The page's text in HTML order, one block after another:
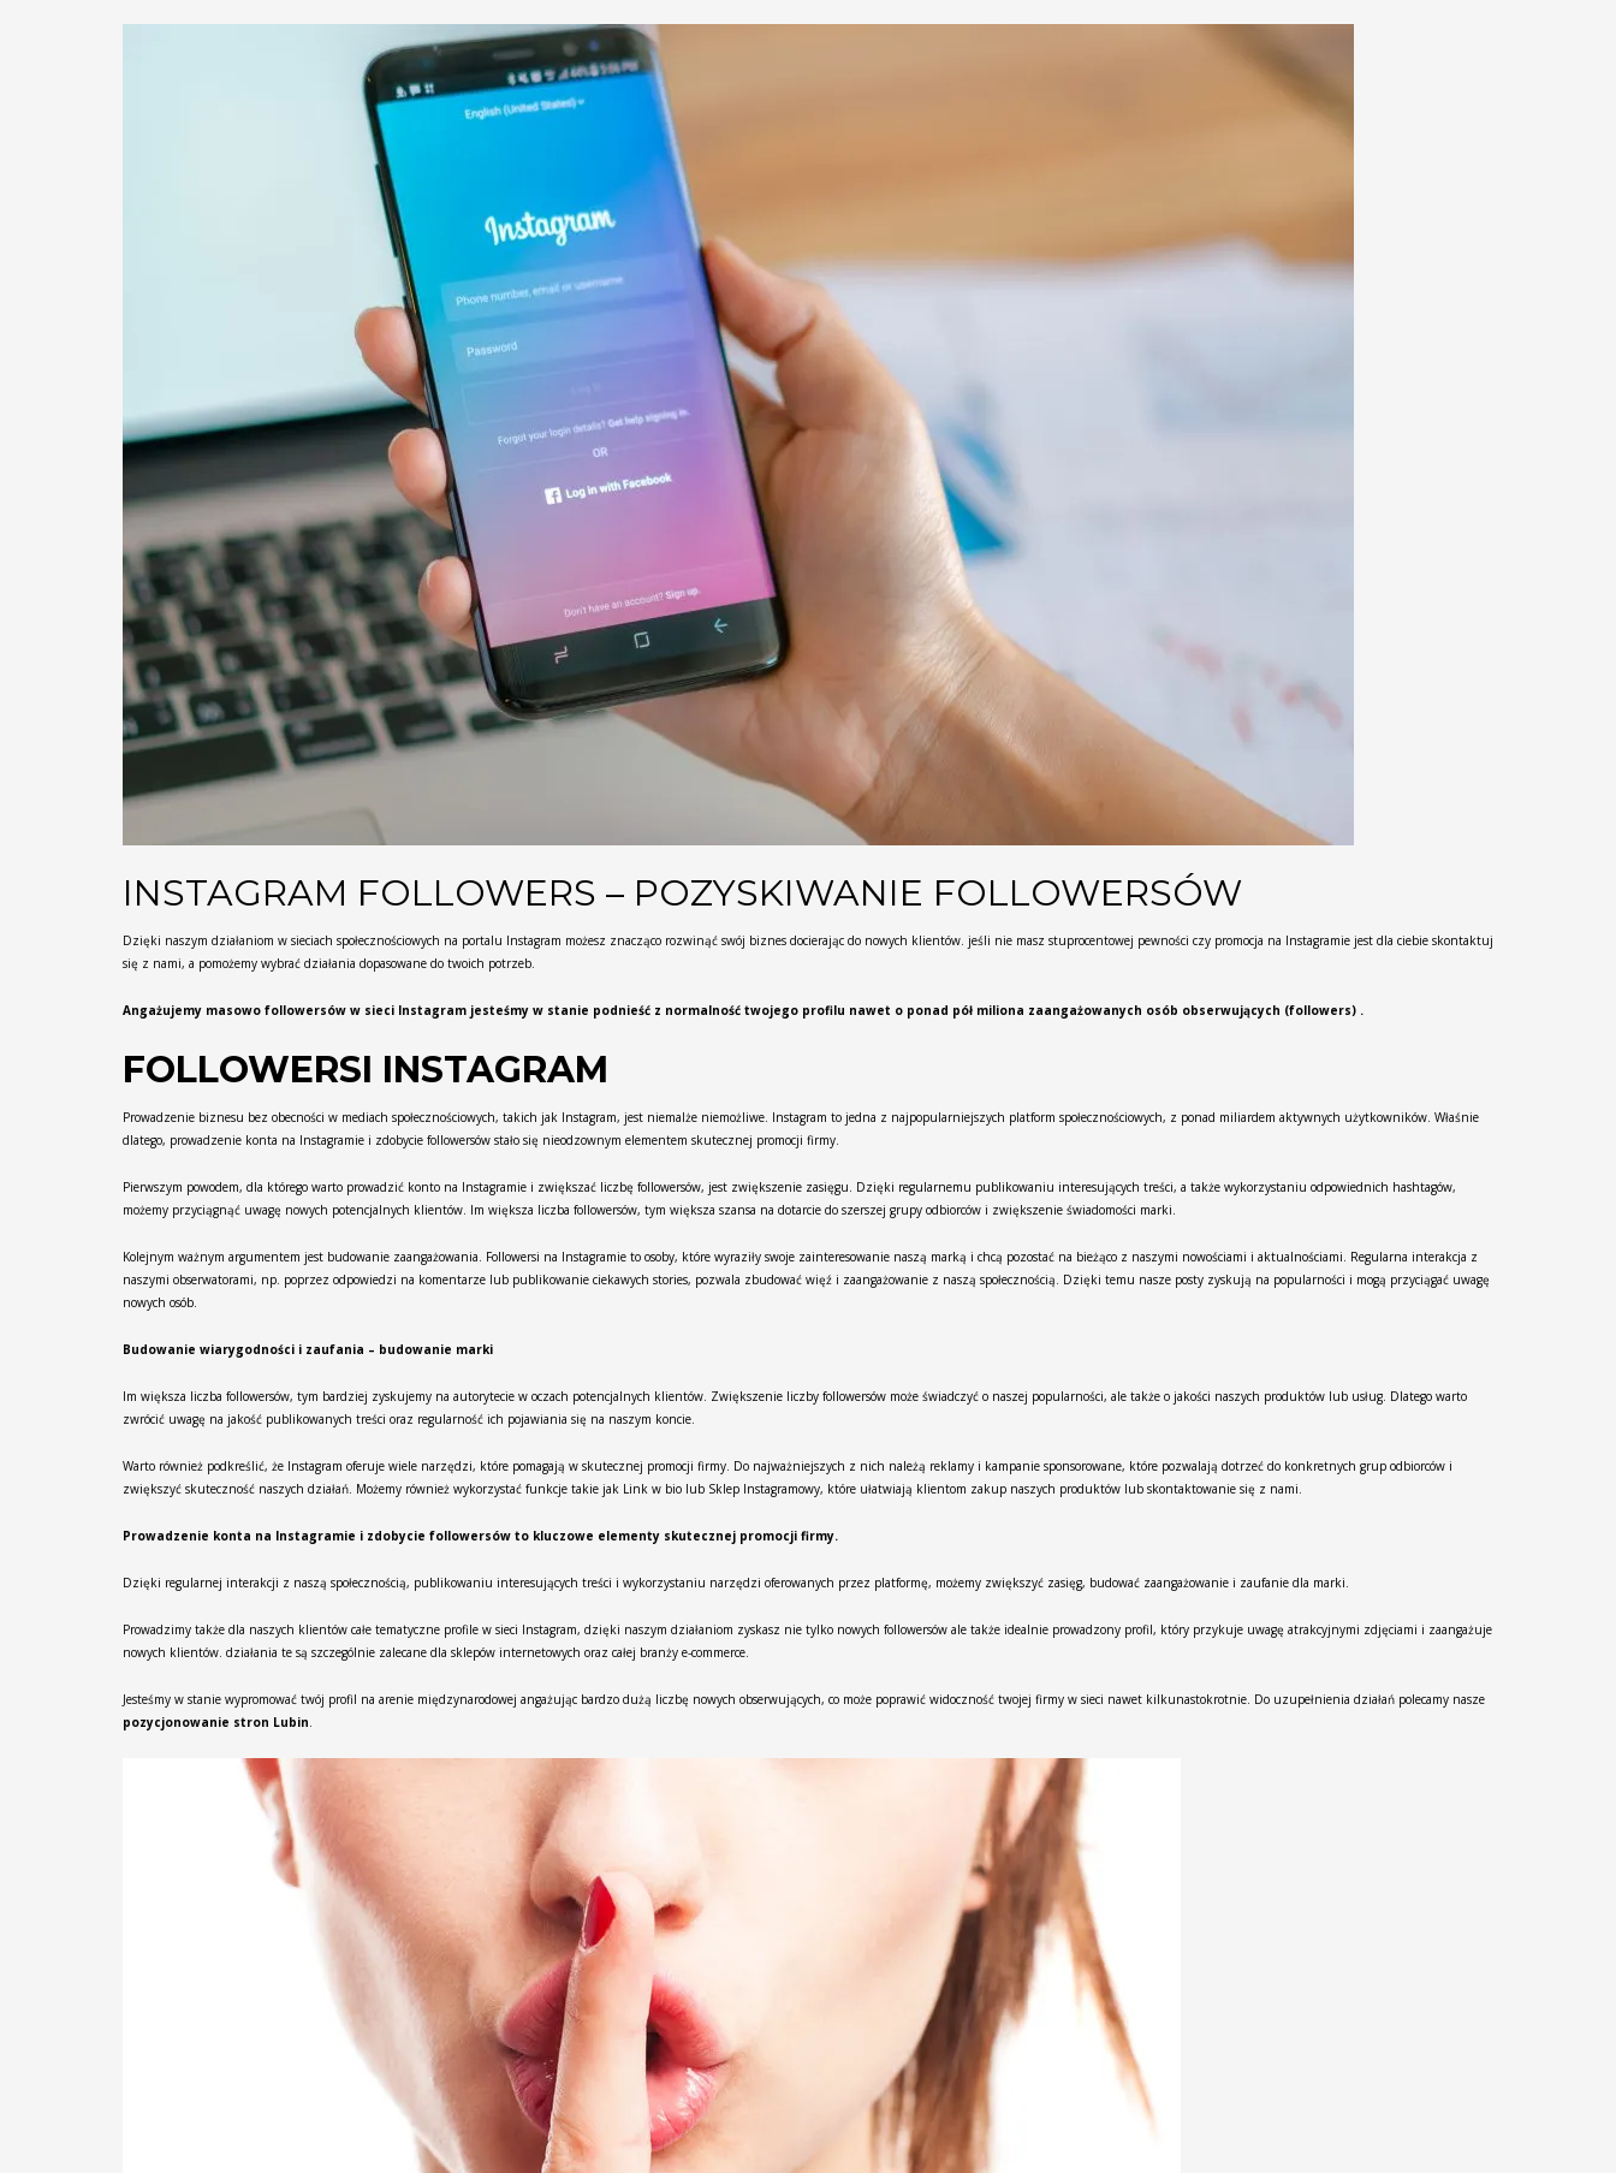
INSTAGRAM FOLLOWERS – POZYSKIWANIE FOLLOWERSÓW
Dzięki naszym działaniom w sieciach społecznościowych na portalu Instagram możesz znacząco rozwinąć swój biznes docierając do nowych klientów. jeśli nie masz stuprocentowej pewności czy promocja na Instagramie jest dla ciebie skontaktuj
się z nami, a pomożemy wybrać działania dopasowane do twoich potrzeb.
Angażujemy masowo followersów w sieci Instagram jesteśmy w stanie podnieść z normalność twojego profilu nawet o ponad pół miliona zaangażowanych osób obserwujących (followers) .
FOLLOWERSI INSTAGRAM
Prowadzenie biznesu bez obecności w mediach społecznościowych, takich jak Instagram, jest niemalże niemożliwe. Instagram to jedna z najpopularniejszych platform społecznościowych, z ponad miliardem aktywnych użytkowników. Właśnie
dlatego, prowadzenie konta na Instagramie i zdobycie followersów stało się nieodzownym elementem skutecznej promocji firmy.
Pierwszym powodem, dla którego warto prowadzić konto na Instagramie i zwiększać liczbę followersów, jest zwiększenie zasięgu. Dzięki regularnemu publikowaniu interesujących treści, a także wykorzystaniu odpowiednich hashtagów,
możemy przyciągnąć uwagę nowych potencjalnych klientów. Im większa liczba followersów, tym większa szansa na dotarcie do szerszej grupy odbiorców i zwiększenie świadomości marki.
Kolejnym ważnym argumentem jest budowanie zaangażowania. Followersi na Instagramie to osoby, które wyraziły swoje zainteresowanie naszą marką i chcą pozostać na bieżąco z naszymi nowościami i aktualnościami. Regularna interakcja z
naszymi obserwatorami, np. poprzez odpowiedzi na komentarze lub publikowanie ciekawych stories, pozwala zbudować więź i zaangażowanie z naszą społecznością. Dzięki temu nasze posty zyskują na popularności i mogą przyciągać uwagę
nowych osób.
Budowanie wiarygodności i zaufania – budowanie marki
Im większa liczba followersów, tym bardziej zyskujemy na autorytecie w oczach potencjalnych klientów. Zwiększenie liczby followersów może świadczyć o naszej popularności, ale także o jakości naszych produktów lub usług. Dlatego warto
zwrócić uwagę na jakość publikowanych treści oraz regularność ich pojawiania się na naszym koncie.
Warto również podkreślić, że Instagram oferuje wiele narzędzi, które pomagają w skutecznej promocji firmy. Do najważniejszych z nich należą reklamy i kampanie sponsorowane, które pozwalają dotrzeć do konkretnych grup odbiorców i
zwiększyć skuteczność naszych działań. Możemy również wykorzystać funkcje takie jak Link w bio lub Sklep Instagramowy, które ułatwiają klientom zakup naszych produktów lub skontaktowanie się z nami.
Prowadzenie konta na Instagramie i zdobycie followersów to kluczowe elementy skutecznej promocji firmy.
Dzięki regularnej interakcji z naszą społecznością, publikowaniu interesujących treści i wykorzystaniu narzędzi oferowanych przez platformę, możemy zwiększyć zasięg, budować zaangażowanie i zaufanie dla marki.
Prowadzimy także dla naszych klientów całe tematyczne profile w sieci Instagram, dzięki naszym działaniom zyskasz nie tylko nowych followersów ale także idealnie prowadzony profil, który przykuje uwagę atrakcyjnymi zdjęciami i zaangażuje
nowych klientów. działania te są szczególnie zalecane dla sklepów internetowych oraz całej branży e-commerce.
Jesteśmy w stanie wypromować twój profil na arenie międzynarodowej angażując bardzo dużą liczbę nowych obserwujących, co może poprawić widoczność twojej firmy w sieci nawet kilkunastokrotnie. Do uzupełnienia działań polecamy nasze
pozycjonowanie stron Lubin.